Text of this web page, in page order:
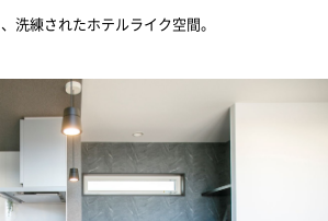
洗練されたホテルライク空間。